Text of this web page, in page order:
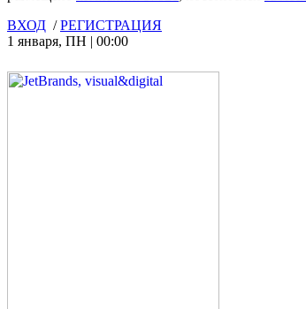
ВХОД /РЕГИСТРАЦИЯ
1 января, ПН | 00:00